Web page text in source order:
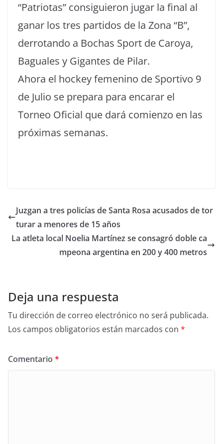
“Patriotas” consiguieron jugar la final al
ganar los tres partidos de la Zona “B”,
derrotando a Bochas Sport de Caroya,
Baguales y Gigantes de Pilar.
Ahora el hockey femenino de Sportivo 9
de Julio se prepara para encarar el
Torneo Oficial que dará comienzo en las
próximas semanas.
Juzgan a tres policías de Santa Rosa acusados de tor
turar a menores de 15 años
La atleta local Noelia Martínez se consagró doble ca
mpeona argentina en 200 y 400 metros
Deja una respuesta
Tu dirección de correo electrónico no será publicada.
Los campos obligatorios están marcados con *
Comentario *